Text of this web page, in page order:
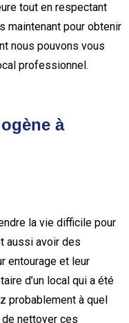
tout en respectant
maintenant pour obtenir
nous pouvons vous
professionnel.
à
la vie difficile pour
aussi avoir des
entourage et leur
d’un local qui a été
probablement à quel
nettoyer ces